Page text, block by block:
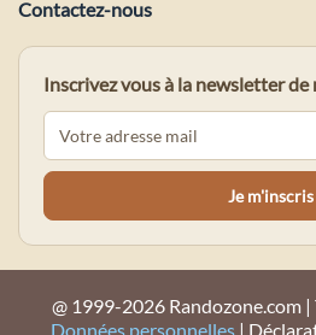
Contactez-nous
Inscrivez vous à la newsletter de
@ 1999-2026 Randozone.com
Données personnelles |